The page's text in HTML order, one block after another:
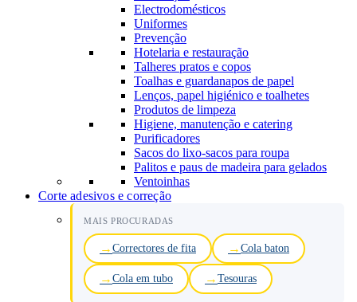
Electrodomésticos
Uniformes
Prevenção
Hotelaria e restauração
Talheres pratos e copos
Toalhas e guardanapos de papel
Lenços, papel higiénico e toalhetes
Produtos de limpeza
Higiene, manutenção e catering
Purificadores
Sacos do lixo-sacos para roupa
Palitos e paus de madeira para gelados
Ventoinhas
Corte adesivos e correção
MAIS PROCURADAS
Correctores de fita Cola baton
Cola em tubo Tesouras